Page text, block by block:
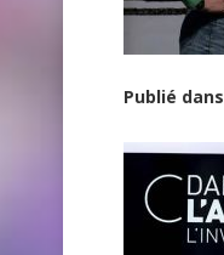
Publié dans